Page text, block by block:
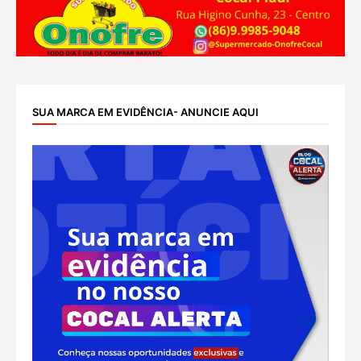
SUA MARCA EM EVIDÊNCIA- ANUNCIE AQUI